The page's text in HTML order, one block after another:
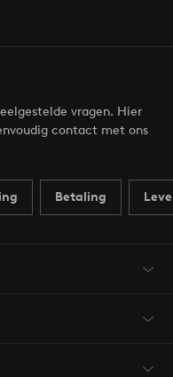
vragen. Hier
contact met ons
Betaling